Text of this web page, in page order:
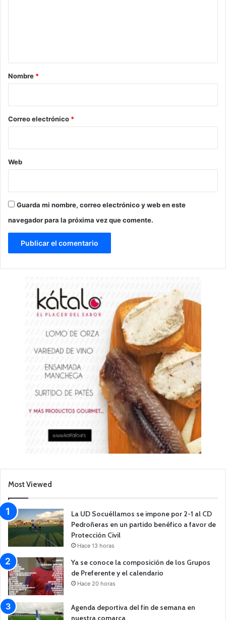
r
*
Nombre *
Correo electrónico *
Web
Guarda mi nombre, correo electrónico y web en este
navegador para la próxima vez que comente.
Most Viewed
La UD Socuéllamos se impone por 2-1 al CD
Pedroñeras en un partido benéfico a favor de
Protección Civil
Hace 13 horas
Ya se conoce la composición de los Grupos
de Preferente y el calendario
Hace 20 horas
Agenda deportiva del fin de semana en
nuestra comarca